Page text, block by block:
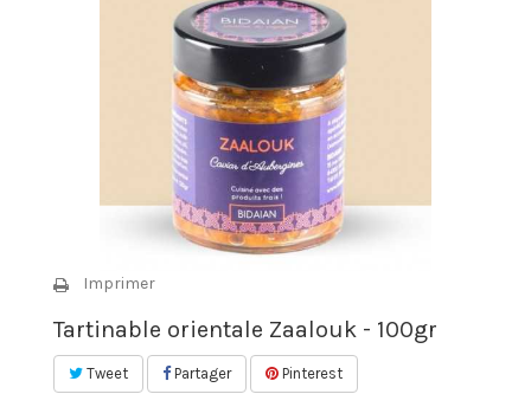
Imprimer
Tartinable orientale Zaalouk - 100gr
Tweet Partager Pinterest